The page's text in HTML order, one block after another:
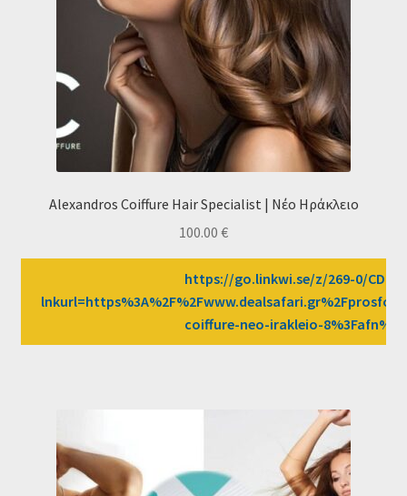
Alexandros Coiffure Hair Specialist | Νέο Ηράκλειο
100.00 €
https://go.linkwi.se/z/269-0/
coiffure-neo-irakleio-